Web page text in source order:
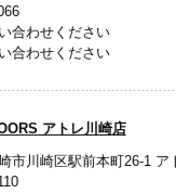
合わせください
合わせください
アトレ川崎店
市川崎区駅前本町26-1 ア